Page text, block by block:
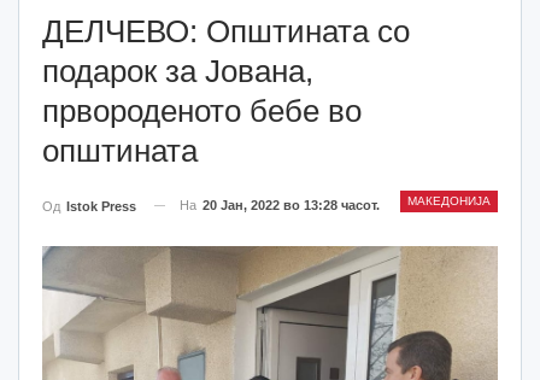
ДЕЛЧЕВО: Општината со
подарок за Јована,
првороденото бебе во
општината
МАКЕДОНИЈА
Од Istok Press На 20 Јан, 2022 во 13:28 часот.